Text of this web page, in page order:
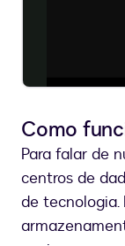
Como
Para falar de
centros de
de